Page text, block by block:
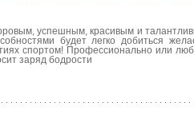
успешным, красивым и
будет легко добиться
спортом! Профессионально или
заряд бодрости